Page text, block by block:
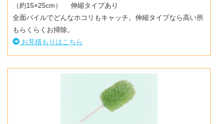
（約15×25cm） 伸縮タイプあり
全面パイルでどんなホコリもキャッチ。伸縮タイプなら高い所
もらくらくお掃除。
お見積もりはこちら